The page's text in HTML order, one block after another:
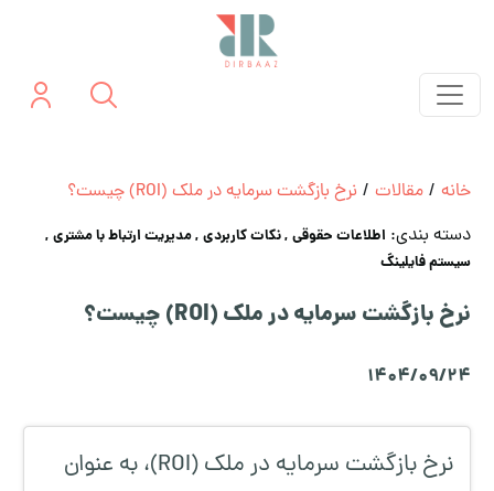
خانه / مقالات / نرخ بازگشت سرمایه در ملک (ROI) چیست؟
دسته بندی: اطلاعات حقوقی, نکات کاربردی, مدیریت ارتباط با مشتری,
سیستم فایلینگ
نرخ بازگشت سرمایه در ملک (ROI) چیست؟
1404/09/24
نرخ بازگشت سرمایه در ملک (ROI)، به عنوان